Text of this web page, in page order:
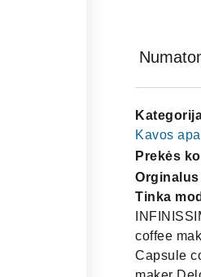
Kavos
Prekės
Tinka
coffee
Capsule